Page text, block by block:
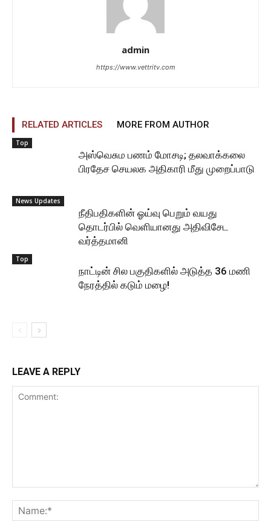
admin
https://www.vettritv.com
RELATED ARTICLES MORE FROM AUTHOR
Top
அஸ்வெசும பணம் மோசடி; தலவாக்கலை
பிரதேச செயலக அதிகாரி மீது முறைப்பாடு
News Updates
நீதிபதிகளின் ஓய்வு பெறும் வயது
தொடர்பில் வெளியானது அதிவிசேட
வர்த்தமானி
Top
நாட்டின் சில பகுதிகளில் அடுத்த 36 மணி
நேரத்தில் கடும் மழை!
LEAVE A REPLY